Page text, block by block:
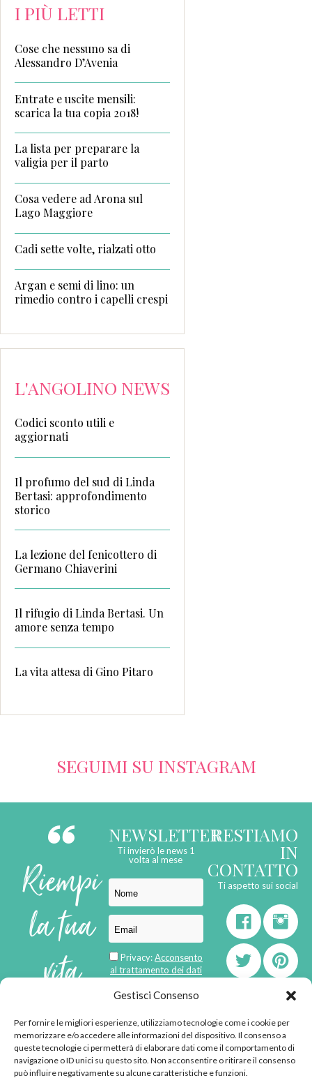
Gestisci Consenso
Per fornire le migliori esperienze, utilizziamo tecnologie come i cookie per
memorizzare e/o accedere alle informazioni del dispositivo. Il consenso a
queste tecnologie ci permetterà di elaborare dati come il comportamento di
navigazione o ID unici su questo sito. Non acconsentire o ritirare il consenso
può influire negativamente su alcune caratteristiche e funzioni.
I PIÙ LETTI
Cose che nessuno sa di
Alessandro D’Avenia
Entrate e uscite mensili:
scarica la tua copia 2018!
La lista per preparare la
valigia per il parto
Cosa vedere ad Arona sul
Lago Maggiore
Cadi sette volte, rialzati otto
Argan e semi di lino: un
rimedio contro i capelli crespi
L'ANGOLINO NEWS
Codici sconto utili e
aggiornati
Il profumo del sud di Linda
Bertasi: approfondimento
storico
La lezione del fenicottero di
Germano Chiaverini
Il rifugio di Linda Bertasi. Un
amore senza tempo
La vita attesa di Gino Pitaro
SEGUIMI SU INSTAGRAM
Riempi
la tua
vita
di
emozioni
NEWSLETTER
Ti invierò le news 1
volta al mese
Privacy:Acconsento
al trattamento dei dati
RESTIAMO
IN
CONTATTO
Ti aspetto sui social
born inMaMaStudiOs